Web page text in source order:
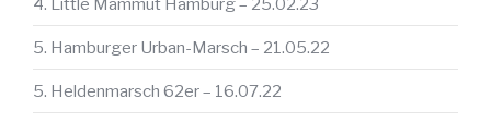
5. Hamburger Urban-Marsch – 21.05.22
5. Heldenmarsch 62er – 16.07.22